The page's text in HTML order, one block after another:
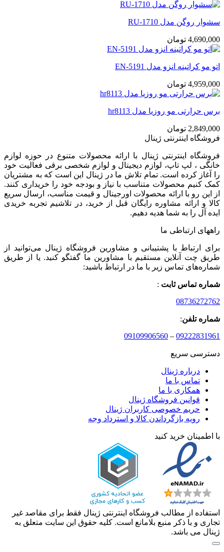
سشوار روگن مدل RU-1710
4,690,000 تومان
اتو مو کراتینه انزو مدل EN-5191
4,959,000 تومان
برس حرارتی مو روزیا مدل hr8113
2,849,000 تومان
فروشگاه اینترنتی ژینال
فروشگاه اینترنتی ژینال با ارائه محصولات متنوع در حوزه لوازم
خانگی ، لپ تاپ، لوازم دیجیتال و لوازم شخصی برقی فعالیت خود
را آغاز کرده است. تمام تلاش ما در ژینال این است که به مشتریان
کمک کنیم محصولات متناسب با نیاز و بودجه خود را خریداری کنند.
از این رو با ارائه محصولات اورجینال و قیمت مناسب، ارسال سریع
کالا و ارائه مشاوره رایگان قبل از خرید، در تلاشیم تجربه خریدی
ایده آل را به شما هدیه دهیم.
راههای ارتباطی ما
برای ارتباط با پشتیبانی و مشاورین فروشگاه ژینال می‌توانید از
طریق چت آنلاین مستقیم با مشاورین ما گفتگو کنید. یا از طریق
شماره‌های تماس زیر با ما در ارتباط باشید:
شماره تماس ثابت :
08736272762
شماره تلفن:
09222831961
–
09109906560
دسترسی سریع
درباره ژینال
تماس با ما
همکاری با ما
قوانین فروشگاه ژینال
حریم خصوصی کاربران ژینال
رویه بازگرداندن کالا و استرداد وجه
با اطمینان خرید کنید
استفاده از مطالب فروشگاه اینترنتی ژینال فقط برای مقاصد غیر
تجاری و با ذکر منبع بلامانع است. کلیه حقوق این سایت متعلق به
ژینال می باشد.